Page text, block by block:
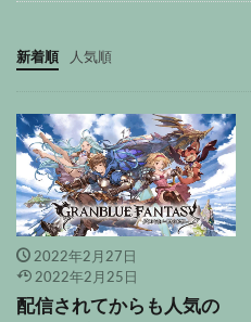
新着順 人気順
2022年2月27日
2022年2月25日
配信されてからも人気の